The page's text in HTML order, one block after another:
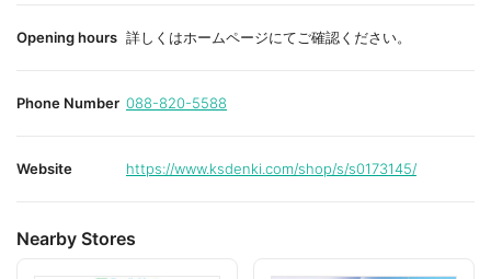
Opening hours 詳しくはホームページにてご確認ください。
Phone Number 088-820-5588
Website https://www.ksdenki.com/shop/s/s0173145/
Nearby Stores